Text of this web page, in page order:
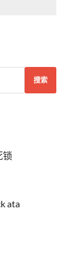
搜索
锁
ata